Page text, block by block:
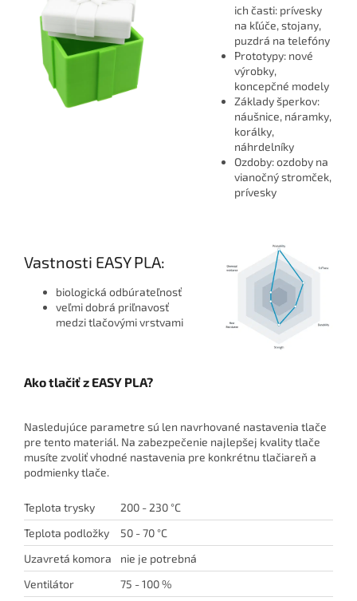
ich časti: prívesky
na kľúče, stojany,
puzdrá na telefóny
Prototypy: nové
výrobky,
koncepčné modely
Základy šperkov:
náušnice, náramky,
korálky,
náhrdelníky
Ozdoby: ozdoby na
vianočný stromček,
prívesky
Vastnosti EASY PLA:
biologická odbúrateľnosť
veľmi dobrá priľnavosť
medzi tlačovými vrstvami
Ako tlačiť z EASY PLA?
Nasledujúce parametre sú len navrhované nastavenia tlače
pre tento materiál. Na zabezpečenie najlepšej kvality tlače
musíte zvoliť vhodné nastavenia pre konkrétnu tlačiareň a
podmienky tlače.
Teplota trysky
200 - 230 °C
Teplota podložky
50 - 70 °C
Uzavretá komora
nie je potrebná
Ventilátor
75 - 100 %